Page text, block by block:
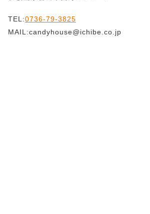
TEL:0736-79-3825
MAIL:candyhouse@ichibe.co.jp